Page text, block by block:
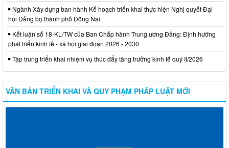
Ngành Xây dựng ban hành Kế hoạch triển khai thực hiện Nghị quyết Đại
hội Đảng bộ thành phố Đồng Nai
Kết luận số 18-KL/TW của Ban Chấp hành Trung ương Đảng: Định hướng
phát triển kinh tế - xã hội giai đoạn 2026 - 2030
Tập trung triển khai nhiệm vụ thúc đẩy tăng trưởng kinh tế quý II/2026
VĂN BẢN TRIỂN KHAI VÀ QUY PHẠM PHÁP LUẬT MỚI